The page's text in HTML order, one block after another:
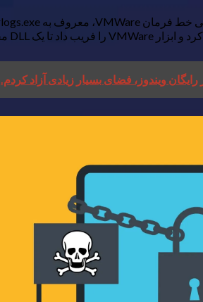
رایگان ویندوز، فضای بسیار زیادی آزاد کردم.